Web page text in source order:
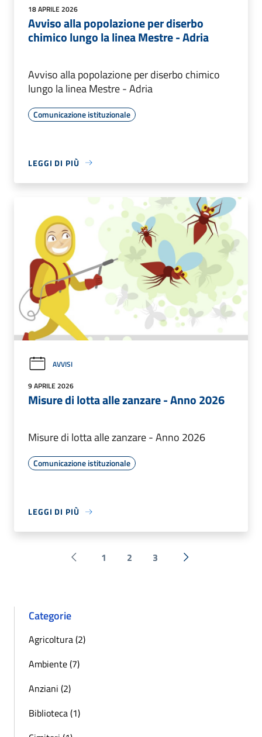
18 APRILE 2026
Avviso alla popolazione per diserbo
chimico lungo la linea Mestre - Adria
Avviso alla popolazione per diserbo chimico
lungo la linea Mestre - Adria
Comunicazione istituzionale
LEGGI DI PIÙ
AVVISI
9 APRILE 2026
Misure di lotta alle zanzare - Anno 2026
Misure di lotta alle zanzare - Anno 2026
Comunicazione istituzionale
LEGGI DI PIÙ
Pagina precedente
1 2 3 Successiva »
Categorie
Agricoltura (2)
Ambiente (7)
Anziani (2)
Biblioteca (1)